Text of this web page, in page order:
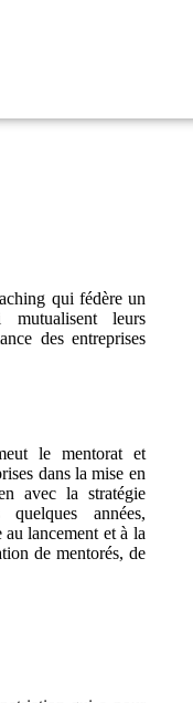
qui fédère un
leurs
des entreprises
le mentorat et
dans la mise en
avec la stratégie
années,
lancement et à la
de mentorés, de